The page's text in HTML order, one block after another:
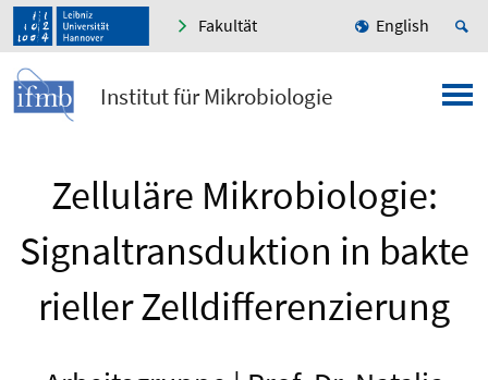
Fakultät English
Institut für Mikrobiologie
Zelluläre Mikrobiologie:
Signaltransduktion in bakte
rieller Zelldifferenzierung